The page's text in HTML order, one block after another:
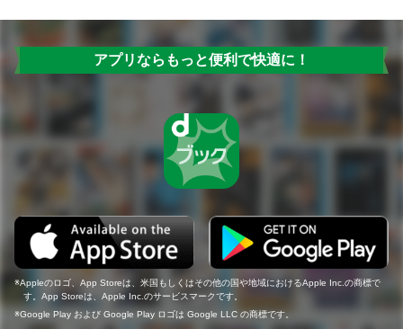
アプリならもっと便利で快適に！
Appleのロゴ、App Storeは、米国もしくはその他の国や地域におけるApple Inc.の商標で
す。App Storeは、Apple Inc.のサービスマークです。
Google Play および Google Play ロゴは Google LLC の商標です。